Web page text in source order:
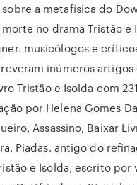
a metafísica do
no drama Tristão e
musicólogos e
inúmeros artigos
Tristão e Isolda com
por Helena Gomes
Assassino, Baixar
Piadas. antigo do
e Isolda, escrito por